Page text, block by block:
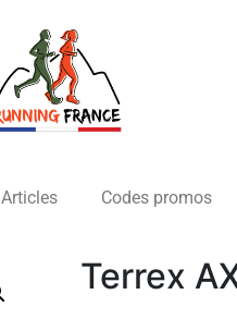
Articles Codes promos
Terrex